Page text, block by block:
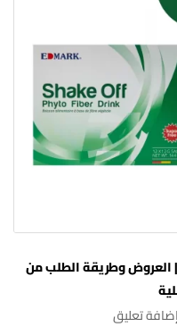
سعر شيك اوف في السعودية 2026 | العروض وطريقة الطلب من
إضافة تعليقعلى